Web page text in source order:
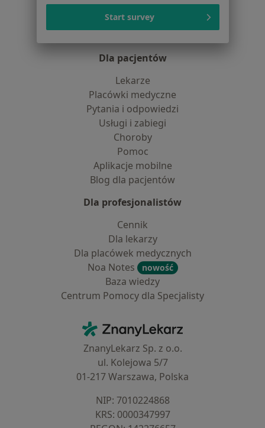
Partnerzy
Centrum prasowe
Dla pacjentów
Lekarze
Placówki medyczne
Pytania i odpowiedzi
Usługi i zabiegi
Choroby
Pomoc
Aplikacje mobilne
Blog dla pacjentów
Dla profesjonalistów
Cennik
Dla lekarzy
Dla placówek medycznych
Noa Notes
nowość
Baza wiedzy
Centrum Pomocy dla Specjalisty
ZnanyLekarz - Strona główna
ZnanyLekarz Sp. z o.o.
ul. Kolejowa 5/7
01-217 Warszawa, Polska
NIP: ⁠7010224868
KRS: ⁠0000347997
Start survey